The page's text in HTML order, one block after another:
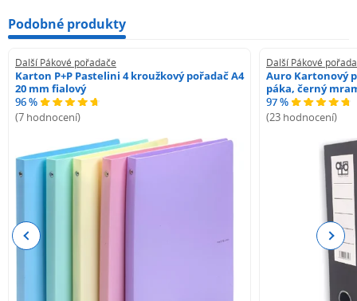
Podobné produkty
Další Pákové pořadače
Karton P+P Pastelini 4 kroužkový pořadač A4
20 mm fialový
96 %
(7 hodnocení)
Další Pákové
Auro Kartonový
páka, černý
97 %
(23 hodnocení)
Previous Next